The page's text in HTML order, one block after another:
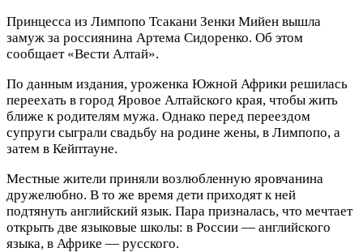
Принцесса из Лимпопо Тсакани Зенки Мийен вышла
замуж за россиянина Артема Сидоренко. Об этом
сообщает «Вести Алтай».
По данным издания, уроженка Южной Африки решилась
переехать в город Яровое Алтайского края, чтобы жить
ближе к родителям мужа. Однако перед переездом
супруги сыграли свадьбу на родине жены, в Лимпопо, а
затем в Кейптауне.
Местные жители приняли возлюбленную яровчанина
дружелюбно. В то же время дети приходят к ней
подтянуть английский язык. Пара призналась, что мечтает
открыть две языковые школы: в России — английского
языка, в Африке — русского.